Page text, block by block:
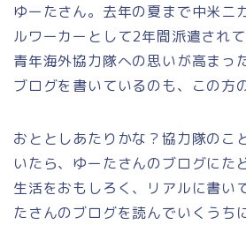
ゆーたさん。去年の夏まで中米ニ
ルワーカーとして2年間派遣されて
青年海外協力隊への思いが高まっ
ブログを書いているのも、この方
おととしあたりかな？協力隊のこ
いたら、ゆーたさんのブログにた
生活をおもしろく、リアルに書い
たさんのブログを読んでいくうち